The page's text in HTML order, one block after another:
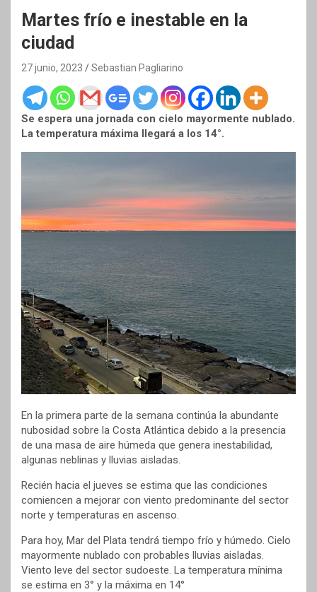
Martes frío e inestable en la
ciudad
27 junio, 2023 Sebastian Pagliarino
Se espera una jornada con cielo mayormente nublado.
La temperatura máxima llegará a los 14°.
En la primera parte de la semana continúa la abundante
nubosidad sobre la Costa Atlántica debido a la presencia
de una masa de aire húmeda que genera inestabilidad,
algunas neblinas y lluvias aisladas.
Recién hacia el jueves se estima que las condiciones
comiencen a mejorar con viento predominante del sector
norte y temperaturas en ascenso.
Para hoy, Mar del Plata tendrá tiempo frío y húmedo. Cielo
mayormente nublado con probables lluvias aisladas.
Viento leve del sector sudoeste. La temperatura mínima
se estima en 3° y la máxima en 14°